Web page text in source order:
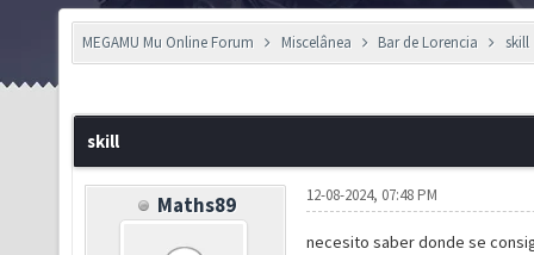
MEGAMU Mu Online Forum Miscelânea Bar de Lorencia skill
skill
Maths89 12-08-2024, 07:48 PM
necesito saber donde se